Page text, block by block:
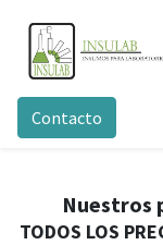
Contacto
Nuestros
TODOS LOS